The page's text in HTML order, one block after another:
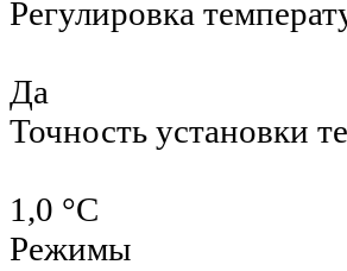
Регулировка
Да
Точность установки
1,0 °С
Режимы